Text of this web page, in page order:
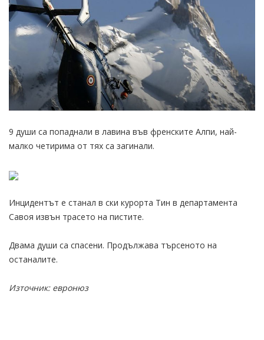
9 души са попаднали в лавина във френските Алпи, най-
малко четирима от тях са загинали.
Инцидентът е станал в ски курорта Тин в департамента
Савоя извън трасето на пистите.
Двама души са спасени. Продължава търсеното на
останалите.
Източник: евронюз